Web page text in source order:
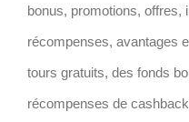
bonus, promotions, offres,
récompenses, avantages
tours gratuits, des fonds
récompenses de